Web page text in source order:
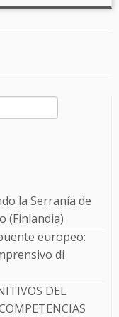
la Serranía de
(Finlandia)
europeo:
di
DEL